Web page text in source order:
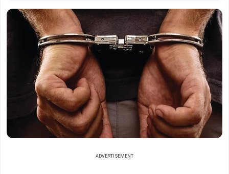
ADVERTISEMENT